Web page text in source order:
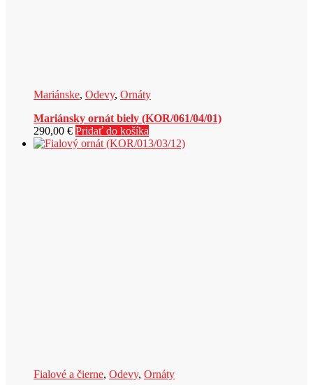
Mariánske, Odevy, Ornáty
Mariánsky ornát biely (KOR/061/04/01)
290,00 € Pridať do košíka
Fialové a čierne, Odevy, Ornáty